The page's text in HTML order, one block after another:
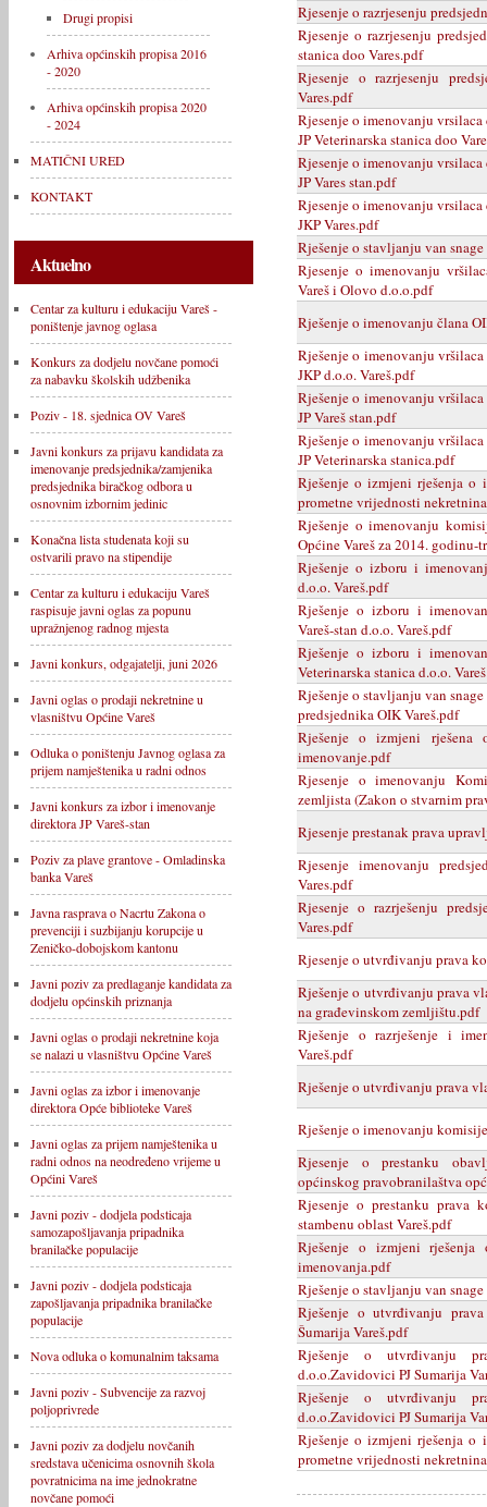
Drugi propisi
Arhiva općinskih propisa 2016
- 2020
Arhiva općinskih propisa 2020
- 2024
MATIČNI URED
KONTAKT
Aktuelno
Centar za kulturu i edukaciju Vareš -
poništenje javnog oglasa
Konkurs za dodjelu novčane pomoći
za nabavku školskih udžbenika
Poziv - 18. sjednica OV Vareš
Javni konkurs za prijavu kandidata za
imenovanje predsjednika/zamjenika
predsjednika biračkog odbora u
osnovnim izbornim jedinic
Konačna lista studenata koji su
ostvarili pravo na stipendije
Centar za kulturu i edukaciju Vareš
raspisuje javni oglas za popunu
upražnjenog radnog mjesta
Javni konkurs, odgajatelji, juni 2026
Javni oglas o prodaji nekretnine u
vlasništvu Općine Vareš
Odluka o poništenju Javnog oglasa za
prijem namještenika u radni odnos
Javni konkurs za izbor i imenovanje
direktora JP Vareš-stan
Poziv za plave grantove - Omladinska
banka Vareš
Javna rasprava o Nacrtu Zakona o
prevenciji i suzbijanju korupcije u
Zeničko-dobojskom kantonu
Javni poziv za predlaganje kandidata za
dodjelu općinskih priznanja
Javni oglas o prodaji nekretnine koja
se nalazi u vlasništvu Općine Vareš
Javni oglas za izbor i imenovanje
direktora Opće biblioteke Vareš
Javni oglas za prijem namještenika u
radni odnos na neodređeno vrijeme u
Općini Vareš
Javni poziv - dodjela podsticaja
samozapošljavanja pripadnika
branilačke populacije
Javni poziv - dodjela podsticaja
zapošljavanja pripadnika branilačke
populacije
Nova odluka o komunalnim taksama
Javni poziv - Subvencije za razvoj
poljoprivrede
Javni poziv za dodjelu novčanih
sredstava učenicima osnovnih škola
povratnicima na ime jednokratne
novčane pomoći
Rjesenje o razrjesenju
Rjesenje o razrjesenju
stanica doo Vares.pdf
Rjesenje o razrjesenju
Vares.pdf
Rjesenje o imenovanju
JP Veterinarska stanica doo
Rjesenje o imenovanju
JP Vares stan.pdf
Rjesenje o imenovanju
JKP Vares.pdf
Rješenje o stavljanju van
Rjesenje o imenovanju
Vareš i Olovo d.o.o.pdf
Rješenje o imenovanju člana
Rješenje o imenovanju
JKP d.o.o. Vareš.pdf
Rješenje o imenovanju
JP Vareš stan.pdf
Rješenje o imenovanju
JP Veterinarska stanica.pdf
Rješenje o izmjeni rješenja o
prometne vrijednosti
Rješenje o imenovanju
Općine Vareš za 2014. godinu-
Rješenje o izboru i
d.o.o. Vareš.pdf
Rješenje o izboru i
Vareš-stan d.o.o. Vareš.pdf
Rješenje o izboru i
Veterinarska stanica d.o.o.
Rješenje o stavljanju van
predsjednika OIK Vareš.pdf
Rješenje o izmjeni
imenovanje.pdf
Rjesenje o imenovanju
zemljista (Zakon o stvarnim
Rjesenje prestanak prava
Rjesenje imenovanju
Vares.pdf
Rjesenje o razrješenju
Vares.pdf
Rjesenje o utvrđivanju prava
Rješenje o utvrđivanju prava
na građevinskom zemljištu.pdf
Rješenje o razrješenje i
Vareš.pdf
Rješenje o utvrđivanju prava
Rješenje o imenovanju
Rjesenje o prestanku
općinskog pravobranilaštva
Rjesenje o prestanku prava
stambenu oblast Vareš.pdf
Rješenje o izmjeni
imenovanja.pdf
Rješenje o stavljanju van
Rješenje o utvrđivanju
Šumarija Vareš.pdf
Rješenje o utvrđivanju
d.o.o.Zavidovici PJ Sumarija
Rješenje o utvrđivanju
d.o.o.Zavidovici PJ Sumarija
Rješenje o izmjeni rješenja o
prometne vrijednosti